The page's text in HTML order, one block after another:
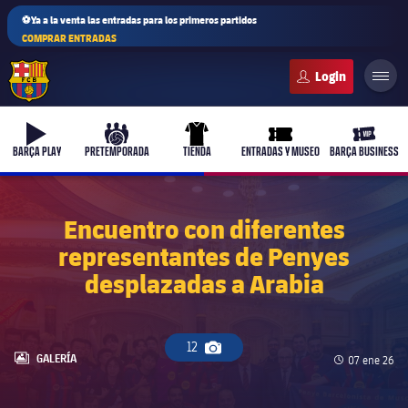
⚽Ya a la venta las entradas para los primeros partidos
COMPRAR ENTRADAS
b-play
BARÇA PLAY
culers-ball
PRETEMPORADA
uniform
TIENDA
ticket-full
ENTRADAS Y MUSEO
ticket-
BARÇA BUSINESS
PLUSICON
MÁS
Primer equipo
Encuentro con diferentes
representantes de Penyes
desplazadas a Arabia
12
Icono de cámara
LABEL.ARIA.GALLERY
GALERÍA Fecha de
07 ene 26